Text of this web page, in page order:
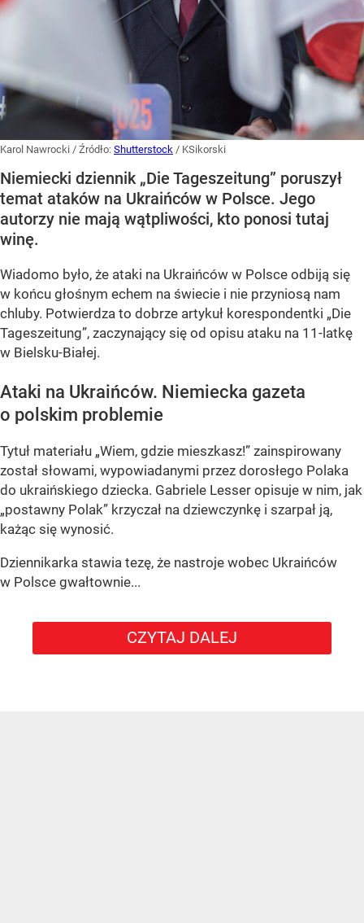
Karol Nawrocki / Źródło: Shutterstock / KSikorski
Niemiecki dziennik „Die Tageszeitung” poruszył
temat ataków na Ukraińców w Polsce. Jego
autorzy nie mają wątpliwości, kto ponosi tutaj
winę.
Wiadomo było, że ataki na Ukraińców w Polsce odbiją się
w końcu głośnym echem na świecie i nie przyniosą nam
chluby. Potwierdza to dobrze artykuł korespondentki „Die
Tageszeitung”, zaczynający się od opisu ataku na 11-latkę
w Bielsku-Białej.
Ataki na Ukraińców. Niemiecka gazeta
o polskim problemie
Tytuł materiału „Wiem, gdzie mieszkasz!” zainspirowany
został słowami, wypowiadanymi przez dorosłego Polaka
do ukraińskiego dziecka. Gabriele Lesser opisuje w nim, jak
„postawny Polak” krzyczał na dziewczynkę i szarpał ją,
każąc się wynosić.
Dziennikarka stawia tezę, że nastroje wobec Ukraińców
w Polsce gwałtownie...
CZYTAJ DALEJ